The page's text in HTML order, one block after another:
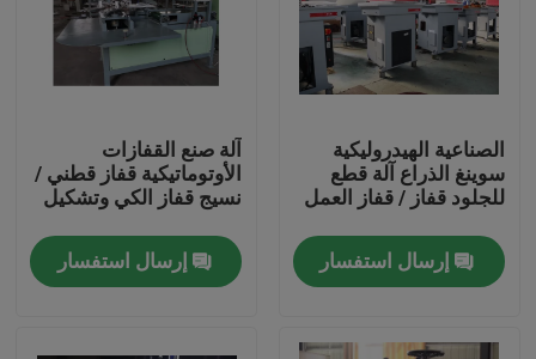
الصناعية الهيدروليكية
سوينغ الذراع آلة قطع
للجلود قفاز / قفاز العمل
إرسال استفسار
آلة صنع القفازات
الأوتوماتيكية قفاز قطني /
نسيج قفاز الكي وتشكيل
إرسال استفسار